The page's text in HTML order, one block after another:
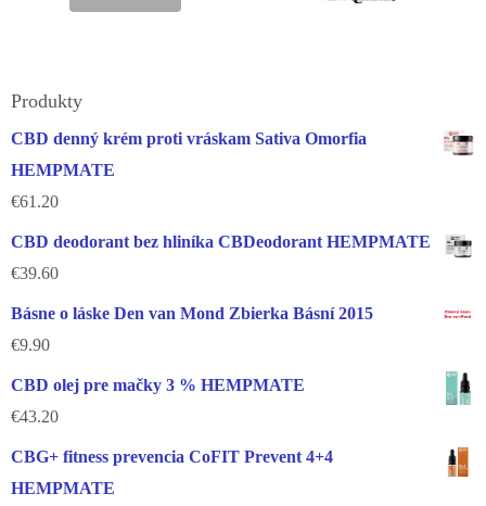
Produkty
CBD denný krém proti vráskam Sativa Omorfia
HEMPMATE
€61.20
CBD deodorant bez hliníka CBDeodorant HEMPMATE
€39.60
Básne o láske Den van Mond Zbierka Básní 2015
€9.90
CBD olej pre mačky 3 % HEMPMATE
€43.20
CBG+ fitness prevencia CoFIT Prevent 4+4
HEMPMATE